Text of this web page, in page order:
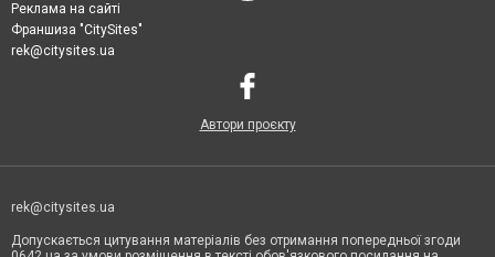
Реклама на сайті
Франшиза "CitySites"
rek@citysites.ua
Автори проєкту
rek@citysites.ua
Допускається цитування матеріалів без отримання попередньої згоди